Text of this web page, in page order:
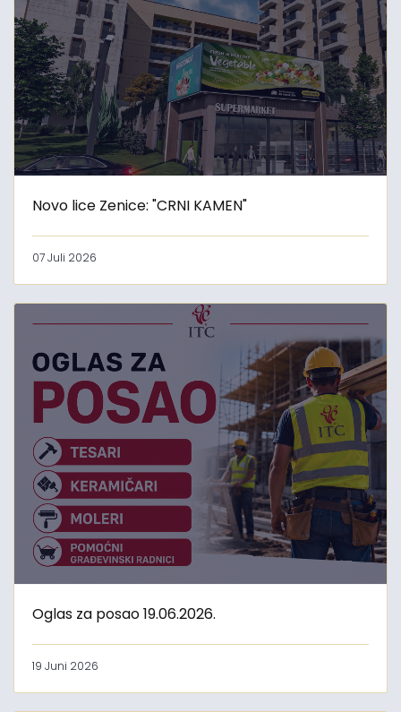
Novo lice Zenice: "CRNI KAMEN"
07 Juli 2026
Oglas za posao 19.06.2026.
19 Juni 2026